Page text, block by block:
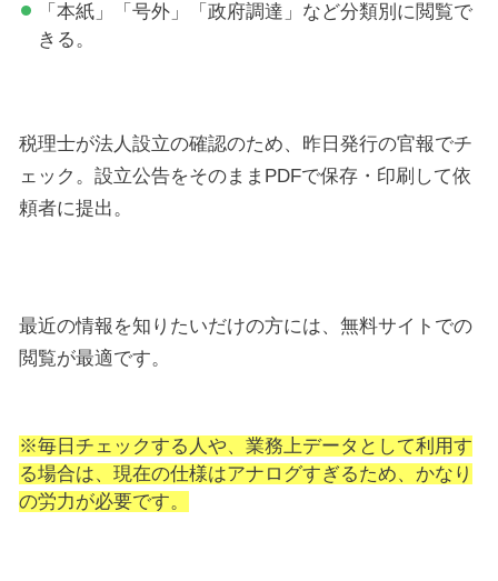
「本紙」「号外」「政府調達」など分類別に閲覧で
きる。
税理士が法人設立の確認のため、昨日発行の官報でチ
ェック。設立公告をそのままPDFで保存・印刷して依
頼者に提出。
最近の情報を知りたいだけの方には、無料サイトでの
閲覧が最適です。
※毎日チェックする人や、業務上データとして利用す
る場合は、現在の仕様はアナログすぎるため、かなり
の労力が必要です。